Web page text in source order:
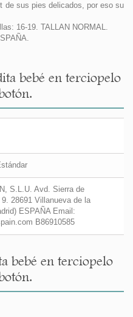
de sus pies delicados, por eso su
16-19. TALLAN NORMAL.
bebé en terciopelo
S.L.U. Avd. Sierra de
28691 Villanueva de la
ESPAÑA Email:
B86910585
bebé en terciopelo